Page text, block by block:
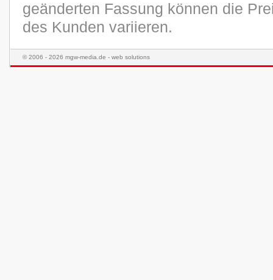
geänderten Fassung können die
des Kunden variieren.
© 2006 - 2026 mgw-media.de - web solutions